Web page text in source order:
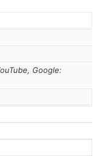
Google